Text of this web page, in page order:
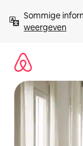
direct
naar
Sommige
weergeven